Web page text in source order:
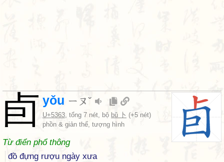
卣 yǒu ㄧㄡˇ
U+5363, tổng 7 nét, bộ bǔ 卜 (+5 nét)
phồn & giản thể, tượng hình
Từ điển phổ thông
đồ đựng rượu ngày xưa